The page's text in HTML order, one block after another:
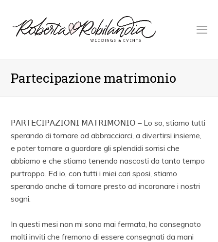
Partecipazione matrimonio
𝖯𝖠𝖱𝖳𝖤𝖢𝖨𝖯𝖠𝖹𝖨𝖮𝖭𝖨 𝖬𝖠𝖳𝖱𝖨𝖬𝖮𝖭𝖨𝖮 – Lo so, stiamo tutti
sperando di tornare ad abbracciarci, a divertirsi insieme,
e poter tornare a guardare gli splendidi sorrisi che
abbiamo e che stiamo tenendo nascosti da tanto tempo
purtroppo. Ed io, con tutti i miei cari sposi, stiamo
sperando anche di tornare presto ad incoronare i nostri
sogni.
In questi mesi non mi sono mai fermata, ho consegnato
molti inviti che fremono di essere consegnati da mani